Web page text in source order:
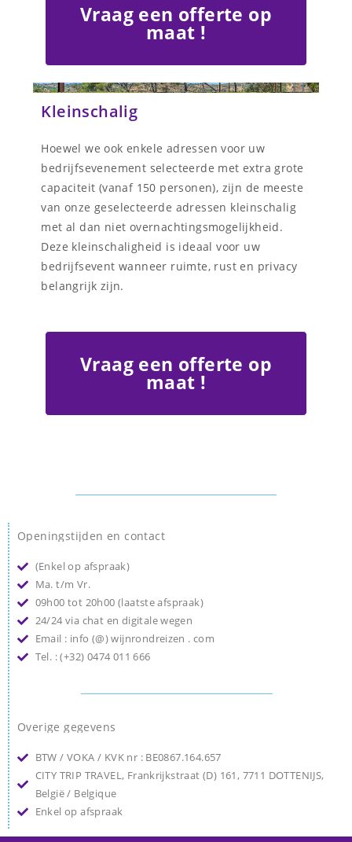
Vraag een offerte op
maat !
Kleinschalig
Hoewel we ook enkele adressen voor uw
bedrijfsevenement selecteerde met extra grote
capaciteit (vanaf 150 personen), zijn de meeste
van onze geselecteerde adressen kleinschalig
met al dan niet overnachtingsmogelijkheid.
Deze kleinschaligheid is ideaal voor uw
bedrijfsevent wanneer ruimte, rust en privacy
belangrijk zijn.
Vraag een offerte op
maat !
Openingstijden en contact
(Enkel op afspraak)
Ma. t/m Vr.
09h00 tot 20h00 (laatste afspraak)
24/24 via chat en digitale wegen
Email : info (@) wijnrondreizen . com
Tel. : (+32) 0474 011 666
Overige gegevens
BTW / VOKA / KVK nr : BE0867.164.657
CITY TRIP TRAVEL, Frankrijkstraat (D) 161, 7711 DOTTENIJS,
België / Belgique
Enkel op afspraak